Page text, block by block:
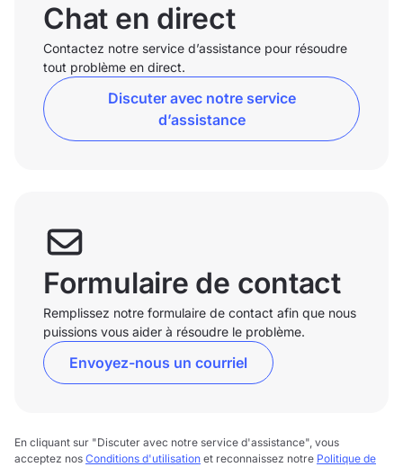
Chat en direct
Contactez notre service d’assistance pour résoudre
tout problème en direct.
Discuter avec notre service
d’assistance
Formulaire de contact
Remplissez notre formulaire de contact afin que nous
puissions vous aider à résoudre le problème.
Envoyez-nous un courriel
En cliquant sur "Discuter avec notre service d'assistance", vous
acceptez nos Conditions d'utilisation et reconnaissez notre Politique de